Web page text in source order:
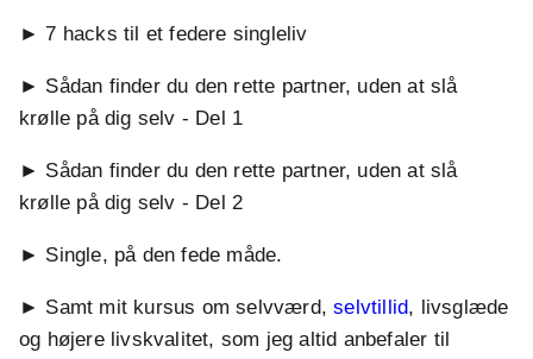
► 7 hacks til et federe singleliv
► Sådan finder du den rette partner, uden at slå
krølle på dig selv - Del 1
► Sådan finder du den rette partner, uden at slå
krølle på dig selv - Del 2
► Single, på den fede måde.
► Samt mit kursus om selvværd,selvtillid, livsglæde
og højere livskvalitet, som jeg altid anbefaler til